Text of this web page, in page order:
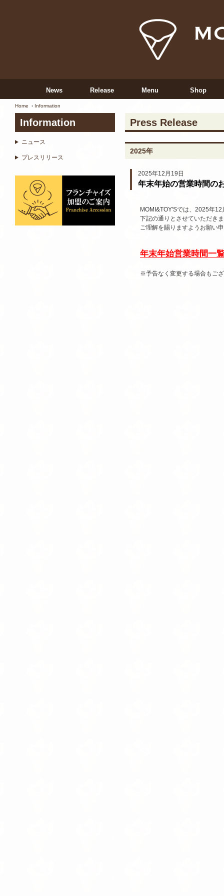
News Release Menu Shop
Home Information
Information
ニュース
プレスリリース
Press Release
2025年
2025年12月19日
年末年始の営業時間の
MOMI&TOY'Sでは、2025年
下記の通りとさせていただき
ご理解を賜りますようお願い
年末年始営業時間一
※予告なく変更する場合もご